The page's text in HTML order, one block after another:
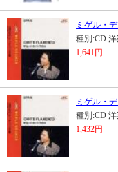
ミゲル・
種別:CD 洋
1,641円
ミゲル・
種別:CD 洋
1,432円